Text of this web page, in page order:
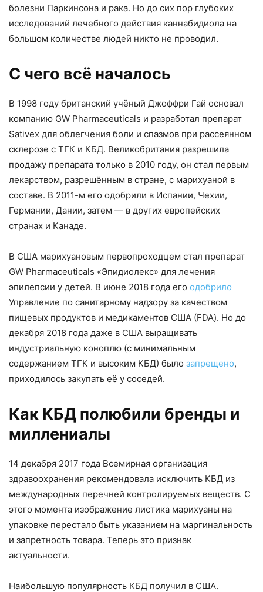
болезни Паркинсона и рака. Но до сих пор глубоких
исследований лечебного действия каннабидиола на
большом количестве людей никто не проводил.
С чего всё началось
В 1998 году британский учёный Джоффри Гай основал
компанию GW Pharmaceuticals и разработал препарат
Sativex для облегчения боли и спазмов при рассеянном
склерозе с ТГК и КБД. Великобритания разрешила
продажу препарата только в 2010 году, он стал первым
лекарством, разрешённым в стране, с марихуаной в
составе. В 2011-м его одобрили в Испании, Чехии,
Германии, Дании, затем — в других европейских
странах и Канаде.
В США марихуановым первопроходцем стал препарат
GW Pharmaceuticals «Эпидиолекc» для лечения
эпилепсии у детей. В июне 2018 года его одобрило
Управление по санитарному надзору за качеством
пищевых продуктов и медикаментов США (FDA). Но до
декабря 2018 года даже в США выращивать
индустриальную коноплю (с минимальным
содержанием ТГК и высоким КБД) было запрещено,
приходилось закупать её у соседей.
Как КБД полюбили бренды и
миллениалы
14 декабря 2017 года Всемирная организация
здравоохранения рекомендовала исключить КБД из
международных перечней контролируемых веществ. С
этого момента изображение листика марихуаны на
упаковке перестало быть указанием на маргинальность
и запретность товара. Теперь это признак
актуальности.
Наибольшую популярность КБД получил в США.